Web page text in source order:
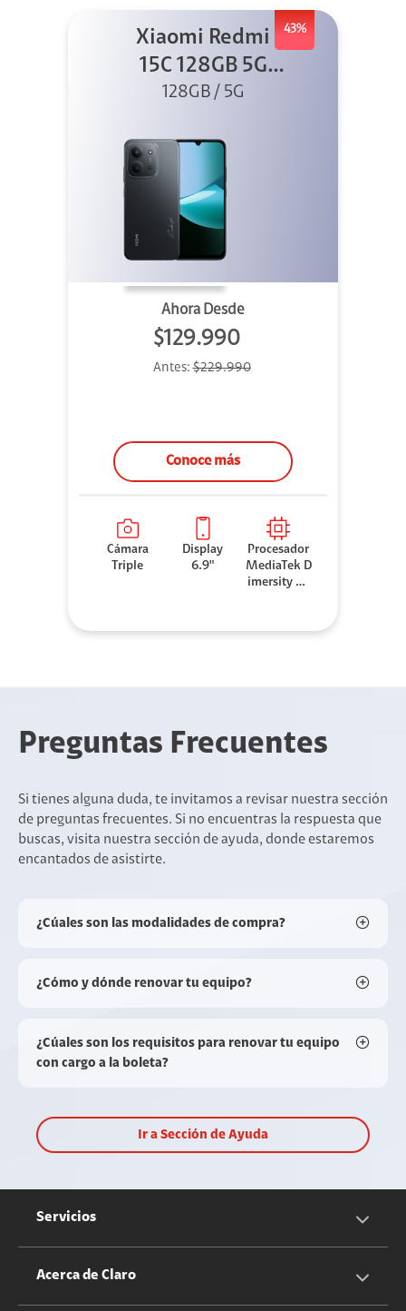
43%
Xiaomi Redmi
15C 128GB 5G
Negro
128GB / 5G
Ahora Desde
$129.990
Antes:$229.990
Conoce más
Cámara
Triple
Display
6.9"
Procesador
MediaTek D
imersity 63
Preguntas Frecuentes
Si tienes alguna duda, te invitamos a revisar nuestra sección
de preguntas frecuentes. Si no encuentras la respuesta que
buscas, visita nuestra sección de ayuda, donde estaremos
encantados de asistirte.
¿Cúales son las modalidades de compra?
¿Cómo y dónde renovar tu equipo?
¿Cúales son los requisitos para renovar tu equipo
con cargo a la boleta?
Ir a Sección de Ayuda
Servicios
Servicios Móviles
Acerca de Claro